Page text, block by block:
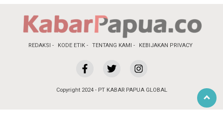
REDAKSI KODE ETIK TENTANG KAMI KEBIJAKAN PRIVACY
Copyright 2024 - PT KABAR PAPUA GLOBAL